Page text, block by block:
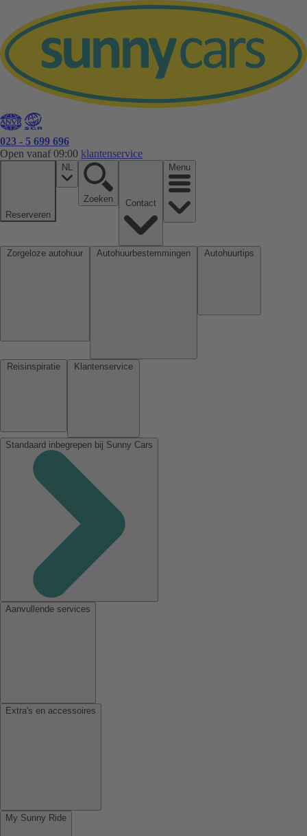
023 - 5 699 696
Open vanaf 09:00 klantenservice
Reserveren
NL
Zoeken
Menu
Standaard inbegrepen bij Sunny Cars
Aanvullende services
Extra's en accessoires
My Sunny Ride